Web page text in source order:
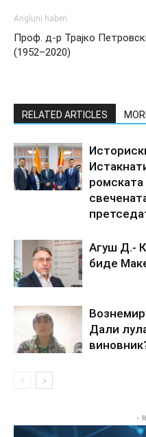
Angluni haberi
Проф. д-р Трајко
(1952–2020)
RELATED ARTICLES
Агуш Д.-
биде
Дали
-